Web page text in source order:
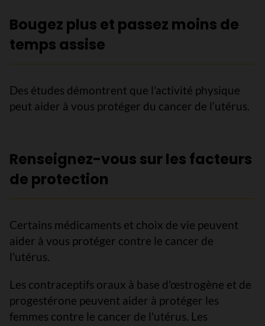
Bougez plus et passez moins de
temps assise
Des études démontrent que l’activité physique
peut aider à vous protéger du cancer de l’utérus.
Renseignez-vous sur les facteurs
de protection
Certains médicaments et choix de vie peuvent
aider à vous protéger contre le cancer de
l'utérus.
Les contraceptifs oraux à base d'œstrogène et de
progestérone peuvent aider à protéger les
femmes contre le cancer de l'utérus. Les